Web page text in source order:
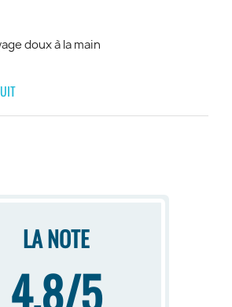
doux à la main
LA NOTE
4,8/5